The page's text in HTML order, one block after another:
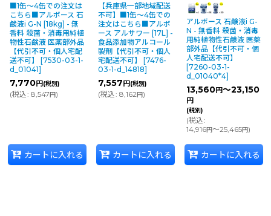
■1缶〜4缶での注文は
こちら■アルボース 石
鹸液i G-N [18kg] - 無
香料 殺菌・消毒用純植
物性石鹸液 医薬部外品
【代引不可・個人宅配
送不可】
[7530-03-1-
d_01041]
7,770円(税別)
(税込: 8,547円)
カートに入れる
【兵庫県一部地域配送
不可】■1缶〜4缶での
注文はこちら■アルボ
ース アルサワー [17L] -
食品添加物アルコール
製剤【代引不可・個人
宅配送不可】
[7476-
03-1-d_14818]
7,557円(税別)
(税込: 8,162円)
カートに入れる
アルボース 石鹸液i G-
N - 無香料 殺菌・消毒
用純植物性石鹸液 医薬
部外品【代引不可・個
人宅配送不可】
[7260-03-1-
d_01040*4]
13,560円～23,150
円
(税別)
(税込:
14,916円～25,465円)
カートに入れる